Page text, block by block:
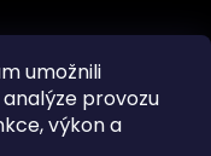
umožnili
provozu
výkon a